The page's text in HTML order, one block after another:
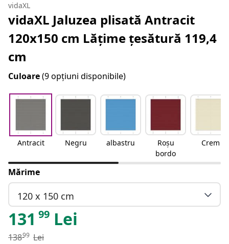
vidaXL
vidaXL Jaluzea plisată Antracit
120x150 cm Lățime țesătură 119,4
cm
Culoare(9 opțiuni disponibile)
Antracit Negru albastru
Roșu
bordo
Crem
Mărime
120 x 150 cm
131 99 Lei
13899 Lei